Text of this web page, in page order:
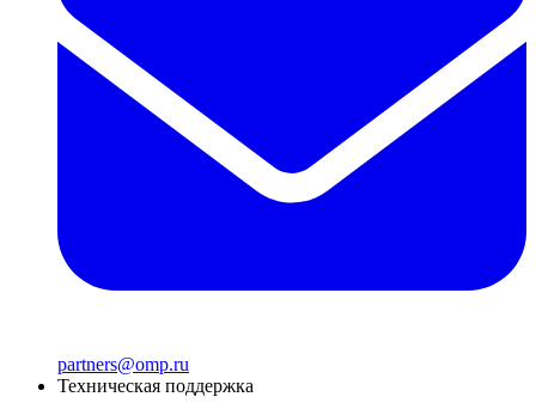
partners@omp.ru
Техническая поддержка